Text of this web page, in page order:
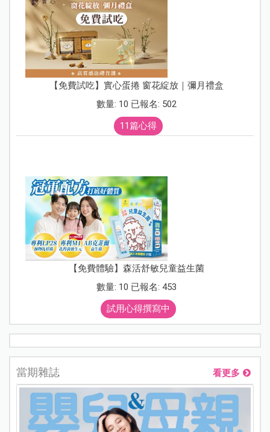
【免費試吃】實心蛋捲 窗花綻放｜彌月禮盒
數量: 10 已報名: 502
11篇心得
【免費體驗】森活舒敏兒童益生菌
數量: 10 已報名: 453
試用心得撰寫中
當期雜誌 看更多